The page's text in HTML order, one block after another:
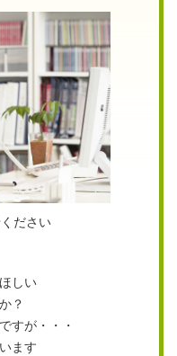
ださい
しい
？
すが・・・
ます